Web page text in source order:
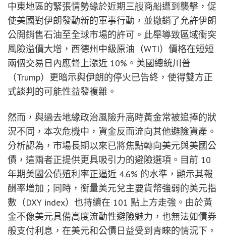
中東地區的緊張情勢緣於近期三艘商船遭到襲擊，促
使美國對伊朗發動新的軍事行動，並撤銷了允許伊朗
公開銷售石油至全球市場的許可。此舉導致區域衝突
風險溢價大增，西德州中級原油（WTI）價格在短短
兩個交易日內應聲上漲近 10%。美國總統川普
（Trump）更暗示與伊朗的停火已告終，使得雙方正
式談判的可能性益發複雜。
然而，與過去地緣政治風險升高時黃金常被追捧的狀
況不同，本次危機中，資金反而流向其他避險資產。
分析認為，市場長期以來已將焦點轉向美元與美國公
債，這兩者正提供更具吸引力的避險選項。目前 10
年期美國公債殖利率正逼近 4.6% 的水準，顯示其報
酬率增加；同時，衡量美元兌主要貨幣強弱的美元指
數（DXY index）也持續在 101 點上方走強。由於黃
金不像美元具備高度流動性避險魅力，也無法如債券
般支付利息，在美元和公債日益受到青睞的情況下，